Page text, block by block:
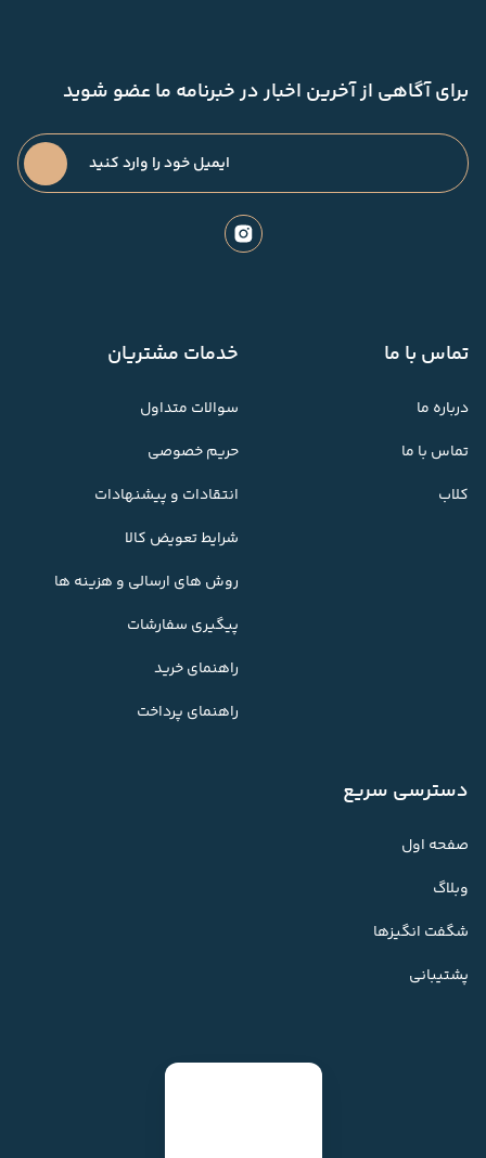
برای آگاهی از آخرین اخبار در خبرنامه ما عضو شوید
تماس با ما
درباره ما
تماس با ما
کلاب
خدمات مشتریان
سوالات متداول
حریم خصوصی
انتقادات و پیشنهادات
شرایط تعویض کالا
روش های ارسالی و هزینه ها
پیگیری سفارشات
راهنمای خرید
راهنمای پرداخت
دسترسی سریع
صفحه اول
وبلاگ
شگفت انگیزها
پشتیبانی